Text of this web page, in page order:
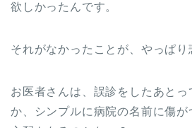
欲しかったんです。
それがなかったことが、やっぱり
お医者さんは、誤診をしたあとっ
か、シンプルに病院の名前に傷が